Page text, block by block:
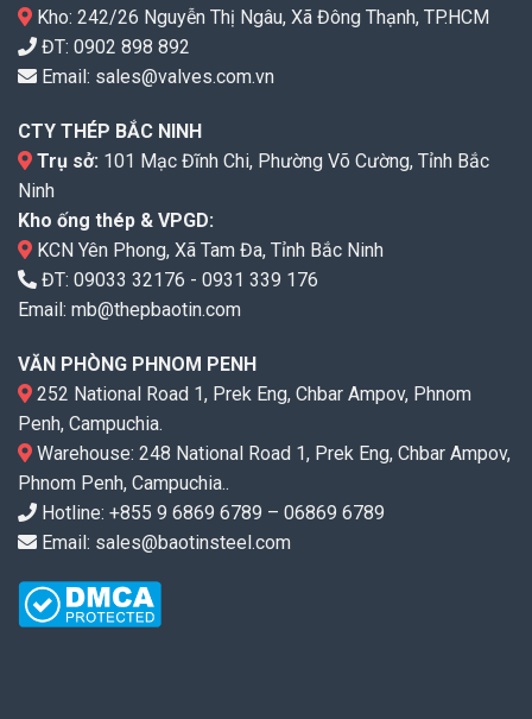
Kho: 242/26 Nguyễn Thị Ngâu, Xã Đông Thạnh, TP.HCM
ĐT: 0902 898 892
Email: sales@valves.com.vn
CTY THÉP BẮC NINH
Trụ sở: 101 Mạc Đĩnh Chi, Phường Võ Cường, Tỉnh Bắc
Ninh
Kho ống thép & VPGD:
KCN Yên Phong, Xã Tam Đa, Tỉnh Bắc Ninh
ĐT: 09033 32176 - 0931 339 176
Email: mb@thepbaotin.com
VĂN PHÒNG PHNOM PENH
252 National Road 1, Prek Eng, Chbar Ampov, Phnom
Penh, Campuchia.
Warehouse: 248 National Road 1, Prek Eng, Chbar Ampov,
Phnom Penh, Campuchia..
Hotline: +855 9 6869 6789 – 06869 6789
Email: sales@baotinsteel.com